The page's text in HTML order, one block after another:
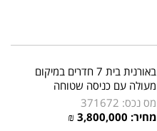
באורנית בית 7 חדרים במיקום
מעולה עם כניסה שטוחה
מס נכס: 371672
מחיר: 3,800,000 ₪